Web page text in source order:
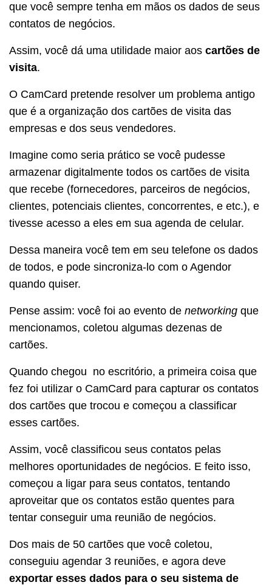
que você sempre tenha em mãos os dados de seus
contatos de negócios.
Assim, você dá uma utilidade maior aos cartões de
visita.
O CamCard pretende resolver um problema antigo
que é a organização dos cartões de visita das
empresas e dos seus vendedores.
Imagine como seria prático se você pudesse
armazenar digitalmente todos os cartões de visita
que recebe (fornecedores, parceiros de negócios,
clientes, potenciais clientes, concorrentes, e etc.), e
tivesse acesso a eles em sua agenda de celular.
Dessa maneira você tem em seu telefone os dados
de todos, e pode sincroniza-lo com o Agendor
quando quiser.
Pense assim: você foi ao evento de networking que
mencionamos, coletou algumas dezenas de
cartões.
Quando chegou no escritório, a primeira coisa que
fez foi utilizar o CamCard para capturar os contatos
dos cartões que trocou e começou a classificar
esses cartões.
Assim, você classificou seus contatos pelas
melhores oportunidades de negócios. E feito isso,
começou a ligar para seus contatos, tentando
aproveitar que os contatos estão quentes para
tentar conseguir uma reunião de negócios.
Dos mais de 50 cartões que você coletou,
conseguiu agendar 3 reuniões, e agora deve
exportar esses dados para o seu sistema de